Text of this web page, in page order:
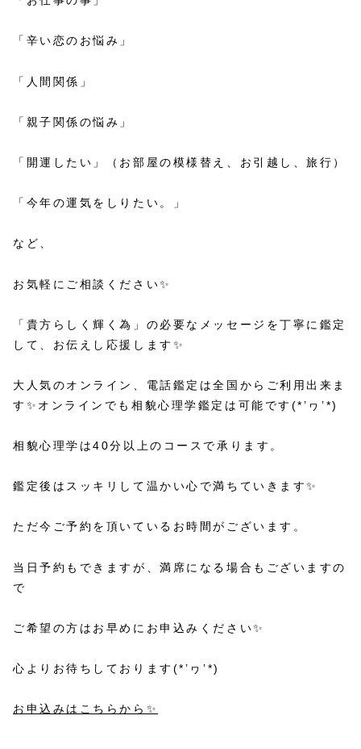
「辛い恋のお悩み」
「人間関係」
「親子関係の悩み」
「開運したい」（お部屋の模様替え、お引越し、旅行）
「今年の運気をしりたい。」
など、
お気軽にご相談ください✨
「貴方らしく輝く為」の必要なメッセージを丁寧に鑑定
して、お伝えし応援します✨
大人気のオンライン、電話鑑定は全国からご利用出来ま
す✨オンラインでも相貌心理学鑑定は可能です(*’ヮ’*)
相貌心理学は40分以上のコースで承ります。
鑑定後はスッキリして温かい心で満ちていきます✨
ただ今ご予約を頂いているお時間がございます。
当日予約もできますが、満席になる場合もございますの
で
ご希望の方はお早めにお申込みください✨
心よりお待ちしております(*’ヮ’*)
お申込みはこちらから✨